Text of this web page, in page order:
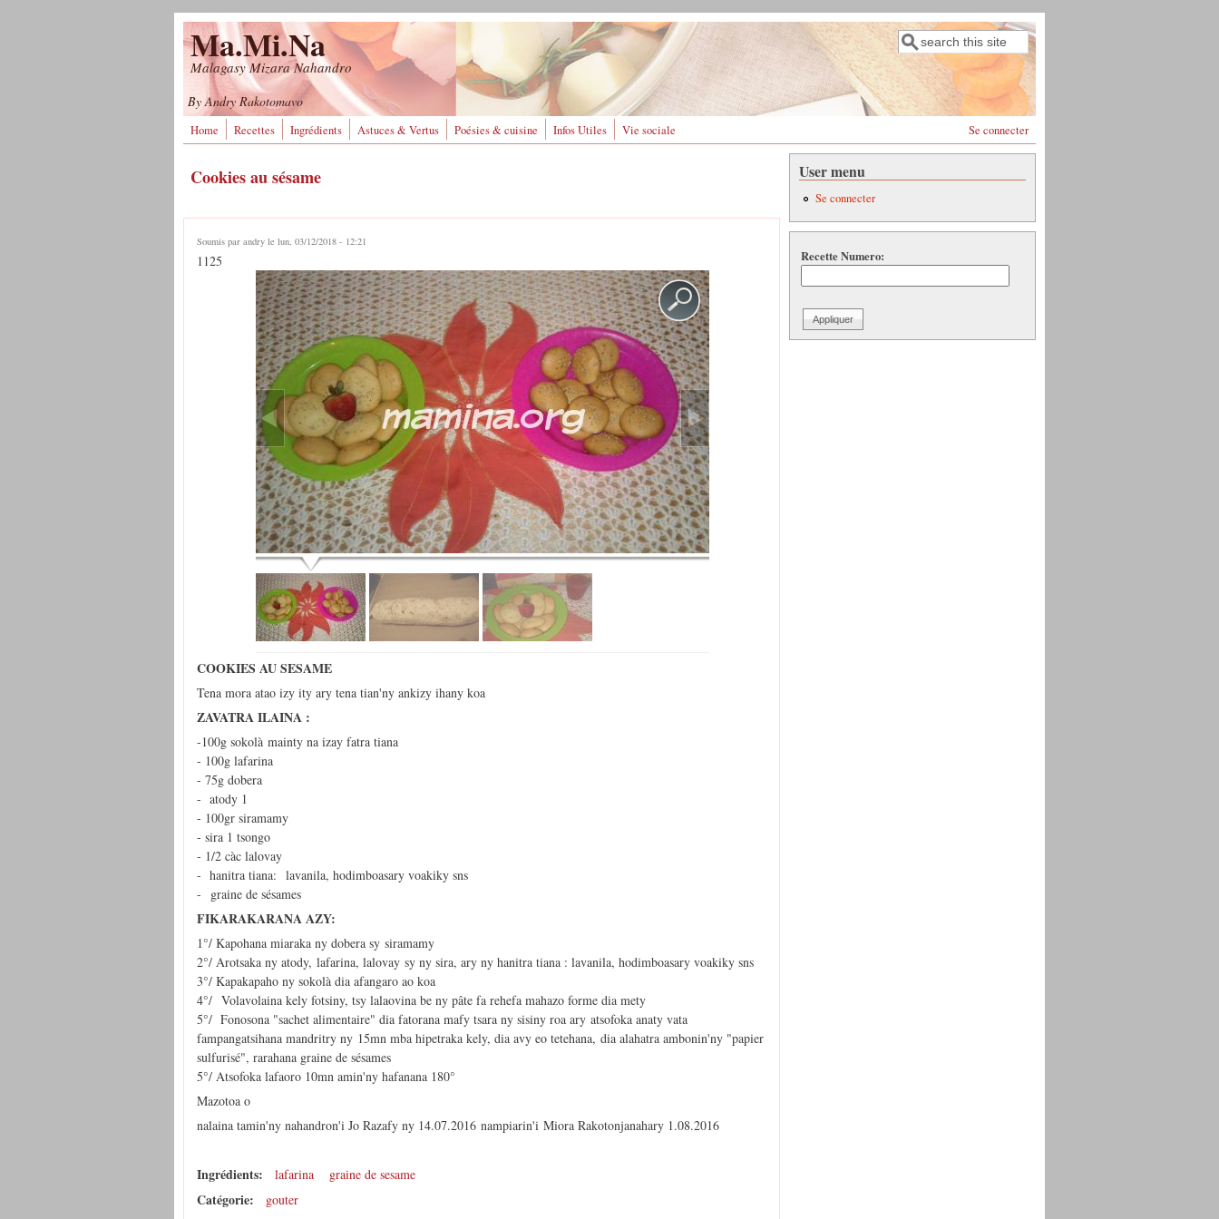
Ma.Mi.Na
Malagasy Mizara Nahandro
Formulaire de recherche
Rechercher
By Andry Rakotomavo
Home Recettes Ingrédients Astuces & Vertus Poésies & cuisine Infos Utiles Vie sociale Se connecter
Cookies au sésame
Soumis par andry le lun, 03/12/2018 - 12:21
1125
COOKIES AU SESAME
Tena mora atao izy ity ary tena tian'ny ankizy ihany koa
ZAVATRA ILAINA :
-100g sokolà mainty na izay fatra tiana
- 100g lafarina
- 75g dobera
- atody 1
- 100gr siramamy
- sira 1 tsongo
- 1/2 càc lalovay
- hanitra tiana: lavanila, hodimboasary voakiky sns
- graine de sésames
FIKARAKARANA AZY:
1°/ Kapohana miaraka ny dobera sy siramamy
2°/ Arotsaka ny atody, lafarina, lalovay sy ny sira, ary ny hanitra tiana : lavanila, hodimboasary voakiky sns
3°/ Kapakapaho ny sokolà dia afangaro ao koa
4°/ Volavolaina kely fotsiny, tsy lalaovina be ny pâte fa rehefa mahazo forme dia mety
5°/ Fonosona "sachet alimentaire" dia fatorana mafy tsara ny sisiny roa ary atsofoka anaty vata
fampangatsihana mandritry ny 15mn mba hipetraka kely, dia avy eo tetehana, dia alahatra ambonin'ny "papier
sulfurisé", rarahana graine de sésames
5°/ Atsofoka lafaoro 10mn amin'ny hafanana 180°
Mazotoa o
nalaina tamin'ny nahandron'i Jo Razafy ny 14.07.2016 nampiarin'i Miora Rakotonjanahary 1.08.2016
Ingrédients: lafarina graine de sesame
Catégorie: gouter
User menu
Se connecter
Recette Numero: